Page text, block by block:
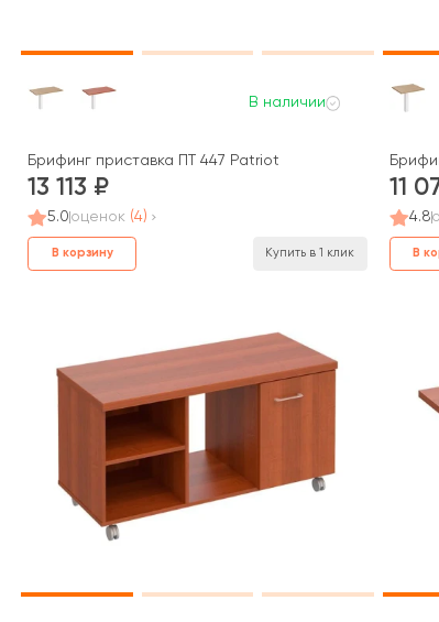
В наличии
Брифинг приставка ПТ 447 Patriot
13 113
5.0 оценок (4)
В корзину Купить в 1 клик
11
4.8
В